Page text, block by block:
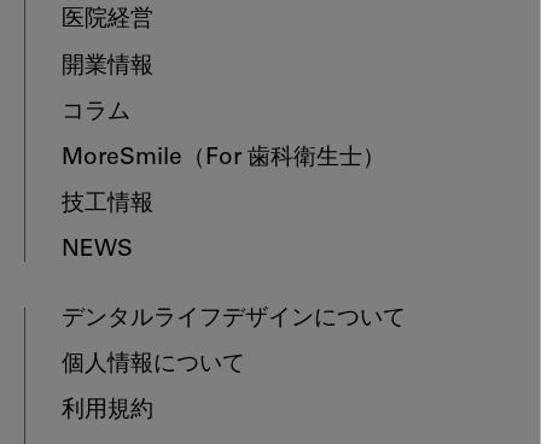
医院経営
開業情報
コラム
MoreSmile （For 歯科衛生士）
技工情報
NEWS
デンタルライフデザインについて
個人情報について
利用規約